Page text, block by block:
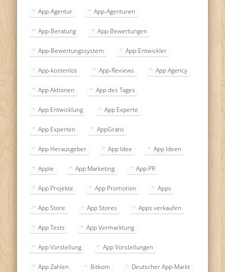
App-Agentur App-Agenturen
App-Beratung App-Bewertungen
App-Bewertungssystem App-Entwickler
App-kostenlos App-Reviews App Agency
App Aktionen App des Tages
App Entwicklung App Experte
App Experten AppGratis
App Herausgeber App Idee App Ideen
Apple App Marketing App PR
App Projekte App Promotion Apps
App Store App Stores Apps verkaufen
App Tests App Vermarktung
App Vorstellung App Vorstellungen
App Zahlen Bitkom Deutscher App-Markt